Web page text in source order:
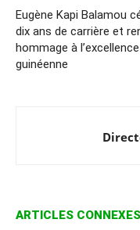
Eugène Kapi Balamou
dix ans de carrière et
hommage à l’excellence
guinéenne
ARTICLES CONNEXES